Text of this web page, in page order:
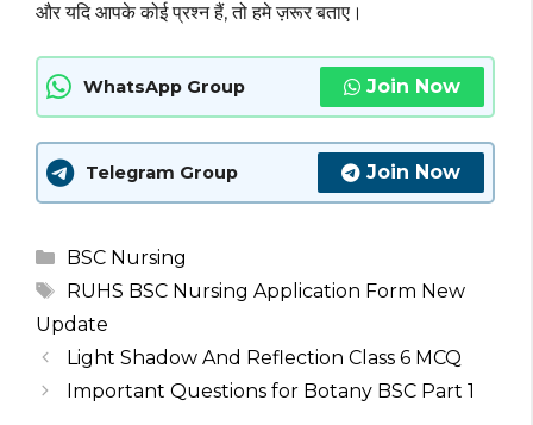
और यदि आपके कोई प्रश्न हैं, तो हमे ज़रूर बताए।
WhatsApp Group Join Now
Telegram Group Join Now
Categories
BSC Nursing
Tags
RUHS BSC Nursing Application Form New
Update
Light Shadow And Reflection Class 6 MCQ
Important Questions for Botany BSC Part 1